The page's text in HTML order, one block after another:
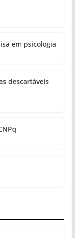
em psicologia
descartáveis